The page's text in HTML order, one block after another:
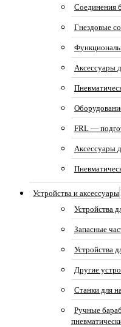
Соединения
Гнездовые
Аксессуары
FRL —
Аксессуары
Устройства и аксессуары
Устройства
Запасные
Устройства
Другие
Станки для
Ручные